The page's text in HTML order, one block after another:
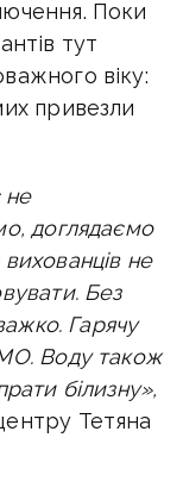
Поки
тут
віку:
привезли
не
доглядаємо
вихованців не
Без
Гарячу
Воду також
білизну»,
Тетяна